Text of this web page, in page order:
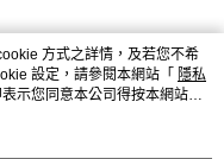
方式之詳情，及若您不希
設定，請參閱本網站「 隱私
示您同意本公司得按本網站使